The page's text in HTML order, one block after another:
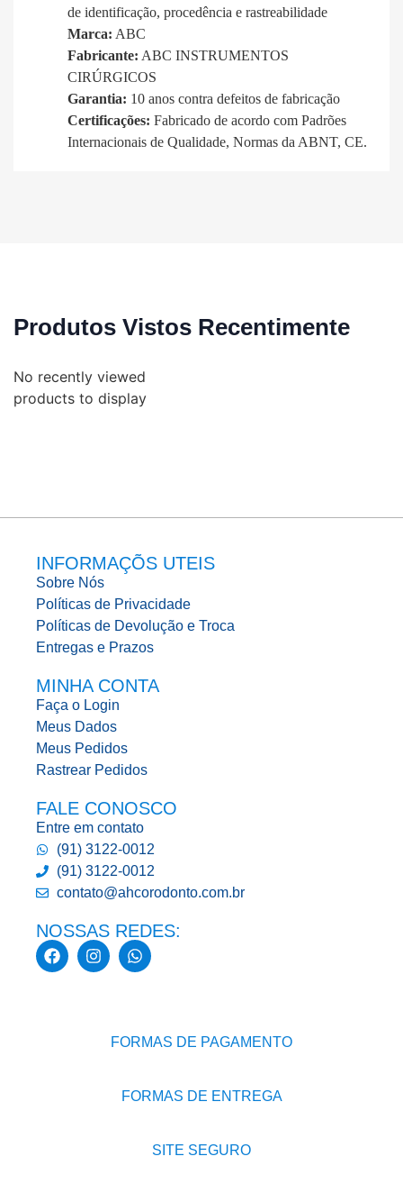
de identificação, procedência e rastreabilidade
Marca: ABC
Fabricante: ABC INSTRUMENTOS
CIRÚRGICOS
Garantia: 10 anos contra defeitos de fabricação
Certificações: Fabricado de acordo com Padrões
Internacionais de Qualidade, Normas da ABNT, CE.
Produtos Vistos Recentimente
No recently viewed
products to display
INFORMAÇÕS UTEIS
Sobre Nós
Políticas de Privacidade
Políticas de Devolução e Troca
Entregas e Prazos
MINHA CONTA
Faça o Login
Meus Dados
Meus Pedidos
Rastrear Pedidos
FALE CONOSCO
Entre em contato
(91) 3122-0012
(91) 3122-0012
contato@ahcorodonto.com.br
NOSSAS REDES:
FORMAS DE PAGAMENTO
FORMAS DE ENTREGA
SITE SEGURO